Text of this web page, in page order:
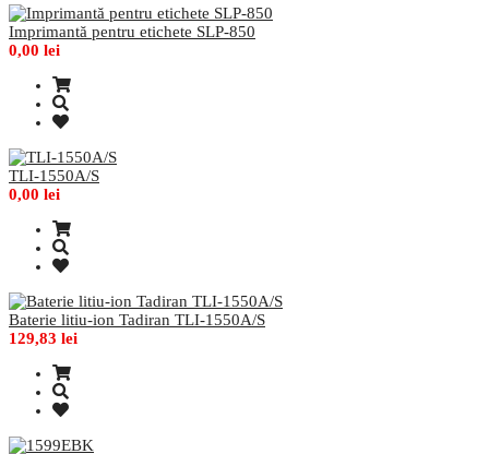
Imprimantă pentru etichete SLP-850
0,00 lei
TLI-1550A/S
0,00 lei
Baterie litiu-ion Tadiran TLI-1550A/S
129,83 lei